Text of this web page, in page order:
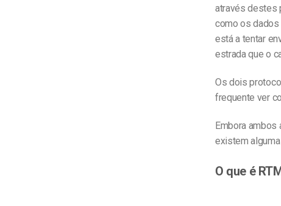
através destes
como os dados
está a tentar
estrada que o
Os dois
frequente ver
Embora ambos
existem
O que é